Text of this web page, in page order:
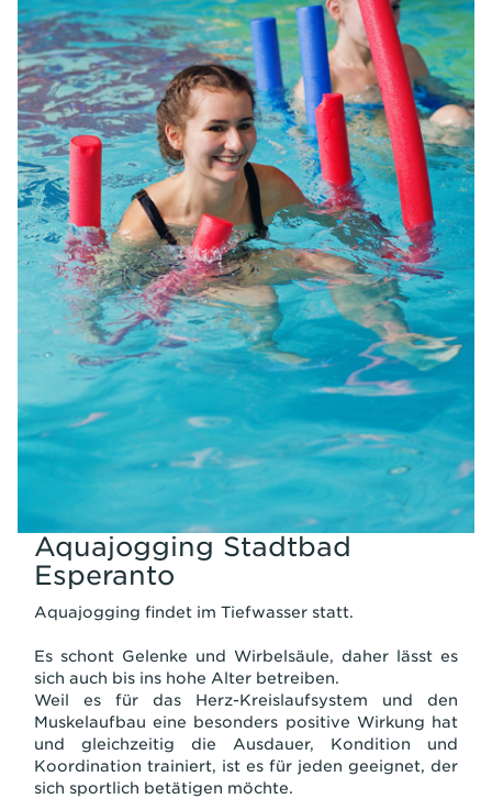
Aquajogging Stadtbad
Esperanto
Aquajogging findet im Tiefwasser statt.
Es schont Gelenke und Wirbelsäule, daher lässt es
sich auch bis ins hohe Alter betreiben.
Weil es für das Herz-Kreislaufsystem und den
Muskelaufbau eine besonders positive Wirkung hat
und gleichzeitig die Ausdauer, Kondition und
Koordination trainiert, ist es für jeden geeignet, der
sich sportlich betätigen möchte.